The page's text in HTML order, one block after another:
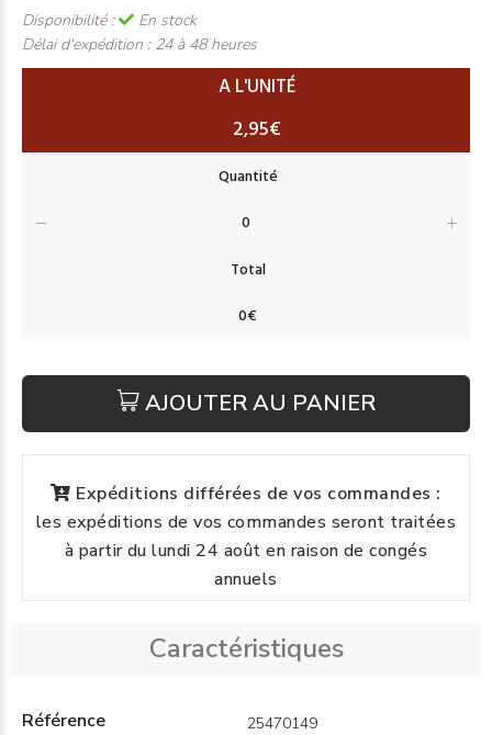
Disponibilité :
En stock
Délai d'expédition : 24 à 48 heures
A L'UNITÉ
2,95€
AJOUTER AU PANIER
Expéditions différées de vos commandes :
les expéditions de vos commandes seront traitées
à partir du lundi 24 août en raison de congés
annuels
Caractéristiques
Référence 25470149